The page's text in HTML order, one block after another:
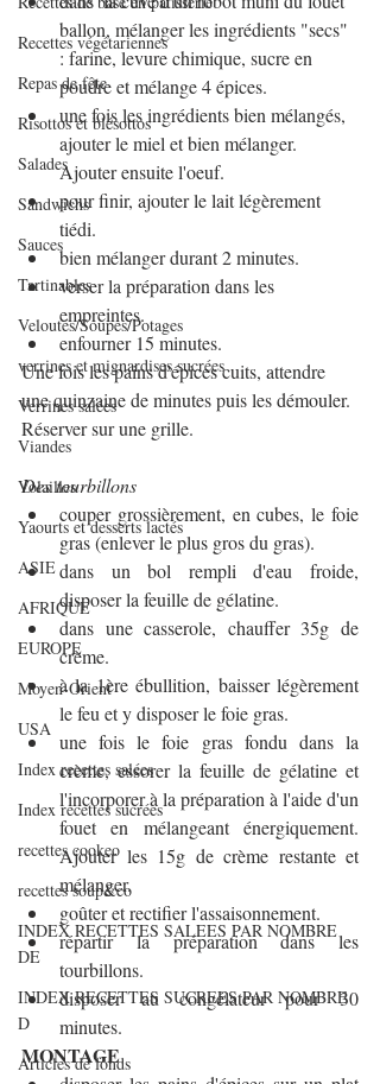
Recettes végétariennes
Repas de fête
Risottos et blésottos
Salades
Sandwichs
Sauces
Tartinables
Veloutés/Soupes/Potages
verrines et mignardises sucrées
Verrines salées
Viandes
Volailles
Yaourts et desserts lactés
ASIE
AFRIQUE
EUROPE
Moyen-Orient
USA
Index recettes salées
Index recettes sucrées
recettes cookeo
recettes soup&co
INDEX RECETTES SALEES PAR NOMBRE
DE
INDEX RECETTES SUCREES PAR NOMBRE
D
Articles de fonds
ballon, mélanger les ingrédients "secs"
: farine, levure chimique, sucre en
poudre et mélange 4 épices.
une fois les ingrédients bien mélangés,
ajouter le miel et bien mélanger.
Ajouter ensuite l'oeuf.
pour finir, ajouter le lait légèrement
tiédi.
bien mélanger durant 2 minutes.
verser la préparation dans les
empreintes.
enfourner 15 minutes.
Une fois les pains d'épices cuits, attendre
une quinzaine de minutes puis les démouler.
Réserver sur une grille.
Des tourbillons
couper grossièrement, en cubes, le foie
gras (enlever le plus gros du gras).
dans un bol rempli d'eau froide,
disposer la feuille de gélatine.
dans une casserole, chauffer 35g de
crème.
à la 1ère ébullition, baisser légèrement
le feu et y disposer le foie gras.
une fois le foie gras fondu dans la
crème, essorer la feuille de gélatine et
l'incorporer à la préparation à l'aide d'un
fouet en mélangeant énergiquement.
Ajouter les 15g de crème restante et
mélanger.
goûter et rectifier l'assaisonnement.
répartir la préparation dans les
tourbillons.
disposer au congélateur pour 30
minutes.
MONTAGE